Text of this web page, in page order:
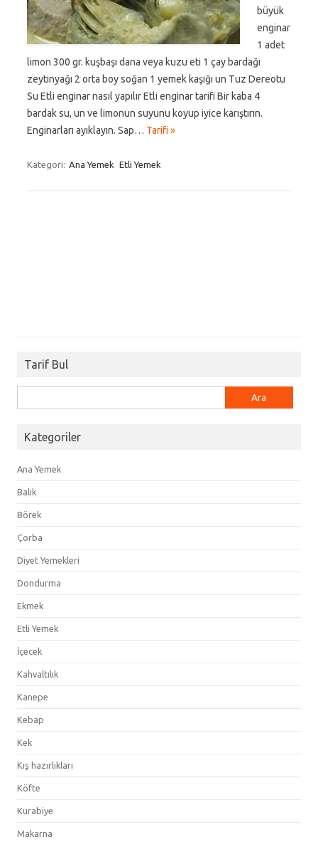
büyük
enginar
1 adet
limon 300 gr. kuşbaşı dana veya kuzu eti 1 çay bardağı
zeytinyağı 2 orta boy soğan 1 yemek kaşığı un Tuz Dereotu
Su Etli enginar nasıl yapılır Etli enginar tarifi Bir kaba 4
bardak su, un ve limonun suyunu koyup iyice karıştırın.
Enginarları ayıklayın. Sap… Tarifi »
Kategori: Ana Yemek Etli Yemek
Tarif Bul
Kategoriler
Ana Yemek
Balık
Börek
Çorba
Diyet Yemekleri
Dondurma
Ekmek
Etli Yemek
İçecek
Kahvaltılık
Kanepe
Kebap
Kek
Kış hazırlıkları
Köfte
Kurabiye
Makarna